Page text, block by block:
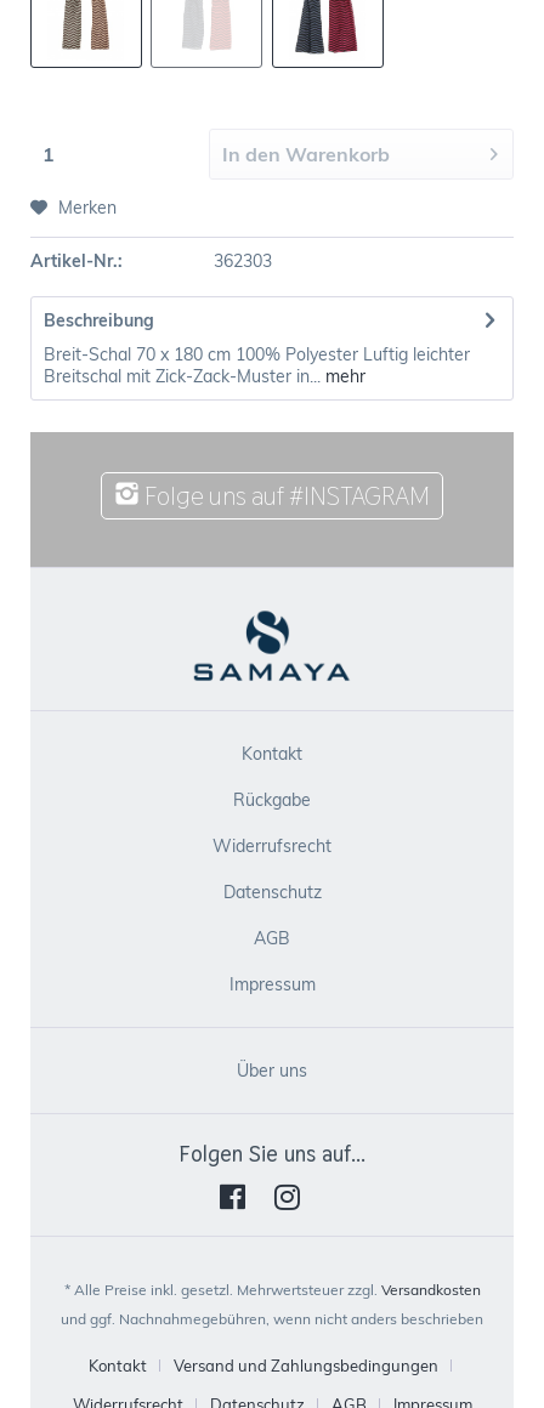
In den Warenkorb
Merken
Artikel-Nr.: 362303
Beschreibung
Breit-Schal 70 x 180 cm 100% Polyester Luftig leichter
Breitschal mit Zick-Zack-Muster in... mehr
Folge uns auf #INSTAGRAM
Kontakt
Rückgabe
Widerrufsrecht
Datenschutz
AGB
Impressum
Über uns
Folgen Sie uns auf...
* Alle Preise inkl. gesetzl. Mehrwertsteuer zzgl. Versandkosten
und ggf. Nachnahmegebühren, wenn nicht anders beschrieben
Kontakt
Versand und Zahlungsbedingungen